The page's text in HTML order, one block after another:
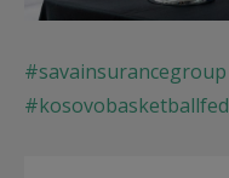
#savainsurancegroup